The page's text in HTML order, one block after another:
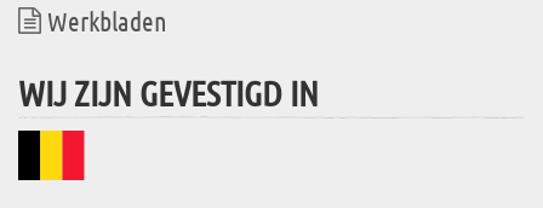
Werkbladen
WIJ ZIJN GEVESTIGD IN